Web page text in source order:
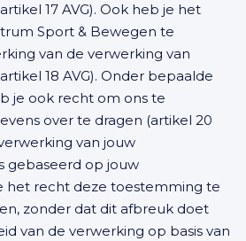
17 AVG). Ook heb je het
Sport & Bewegen te
van de verwerking van
18 AVG). Onder bepaalde
je ook recht om ons te
over te dragen (artikel 20
van jouw
gebaseerd op jouw
het recht deze toestemming te
zonder dat dit afbreuk doet
van de verwerking op basis van